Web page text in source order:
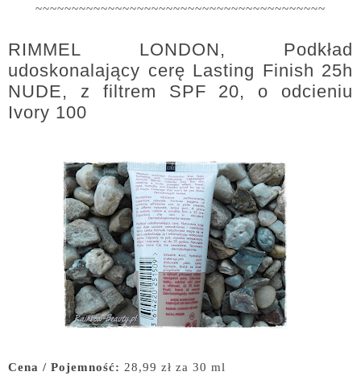
~~~~~~~~~~~~~~~~~~~~~~~~~~~~~~~~~~~~~~~~
RIMMEL LONDON, Podkład
udoskonalający cerę Lasting Finish 25h
NUDE, z filtrem SPF 20, o odcieniu
Ivory 100
Cena / Pojemność: 28,99 zł za 30 ml